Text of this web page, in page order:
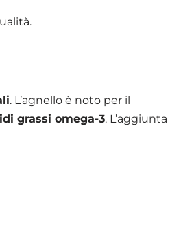
. L’agnello è noto per il
grassi omega-3. L’aggiunta